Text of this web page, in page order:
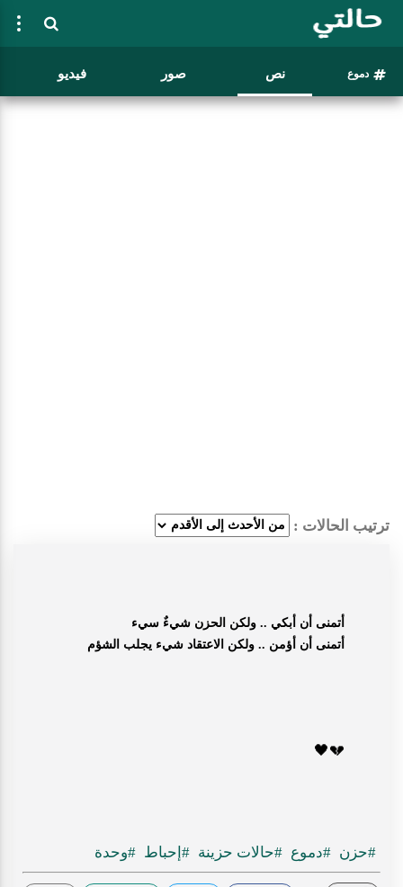
دموع نص صور فيديو
ترتيب الحالات :
أتمنى أن أبكي .. ولكن الحزن شيءٌ سيء
أتمنى أن أؤمن .. ولكن الاعتقاد شيء يجلب الشؤم
💔
🖤
#حزن #دموع #حالات حزينة #إحباط #وحدة